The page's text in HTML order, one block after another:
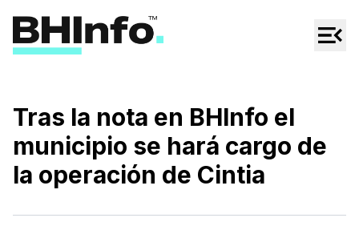
Regionales
Espectáculos
Tecno
Tras la nota en BHInfo el
municipio se hará cargo de
la operación de Cintia